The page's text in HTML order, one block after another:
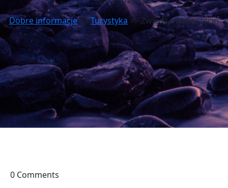
Dobre informacje>>Turystyka >> Zwiedzanie Szczecin
0 Comments